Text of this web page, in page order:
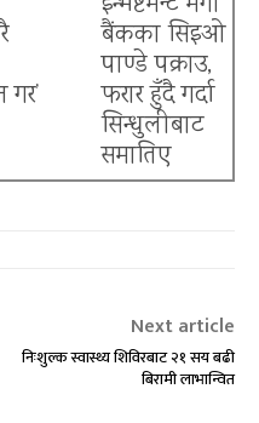
बैंकका सिइओ
पाण्डे पक्राउ,
फरार हुँदै गर्दा
सिन्धुलीबाट
समातिए
Next article
निःशुल्क स्वास्थ्य शिविरबाट २१ सय बढी
बिरामी लाभान्वित